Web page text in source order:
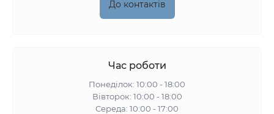
До контактів
Час роботи
Понеділок: 10:00 - 18:00
Вівторок: 10:00 - 18:00
Середа: 10:00 - 17:00